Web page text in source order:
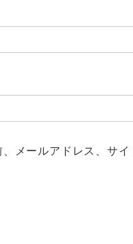
メールアドレス、サイ